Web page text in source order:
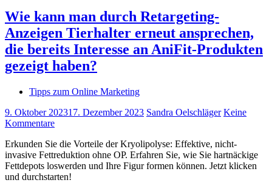
Wie kann man durch Retargeting-
Anzeigen Tierhalter erneut ansprechen,
die bereits Interesse an AniFit-Produkten
gezeigt haben?
Tipps zum Online Marketing
9. Oktober 202317. Dezember 2023 Sandra Oelschläger Keine
Kommentare
Erkunden Sie die Vorteile der Kryolipolyse: Effektive, nicht-
invasive Fettreduktion ohne OP. Erfahren Sie, wie Sie hartnäckige
Fettdepots loswerden und Ihre Figur formen können. Jetzt klicken
und durchstarten!